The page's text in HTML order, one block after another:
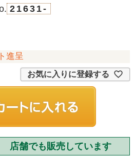
21631-
進呈
お気に入りに登録する
店舗でも販売しています